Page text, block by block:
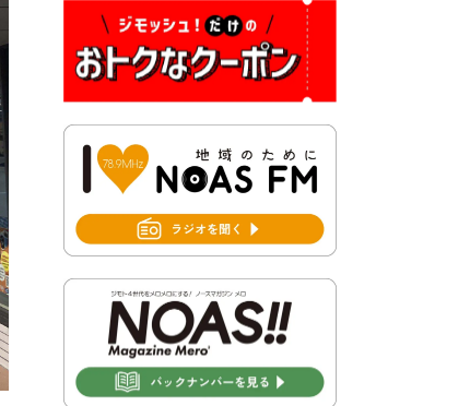
2026年8月3日 千束地域づく
り協議会
集！
地震義援金の受付について
総合計画後期基本計画策定業
務委託に係る質問回答につい
て
2026年7月31日 市税等の納付
書が変わります！